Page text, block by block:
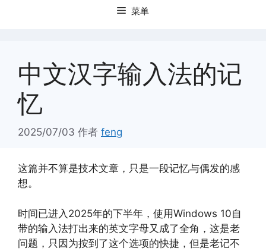
菜单
中文汉字输入法的记
忆
2025/07/03 作者 feng
这篇并不算是技术文章，只是一段记忆与偶发的感
想。
时间已进入2025年的下半年，使用Windows 10自
带的输入法打出来的英文字母又成了全角，这是老
问题，只因为按到了这个选项的快捷，但是老记不